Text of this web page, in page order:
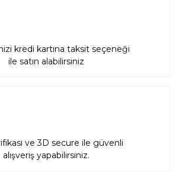
kredi kartına taksit seçeneği
ile satın alabilirsiniz
ve 3D secure ile güvenli
alışveriş yapabilirsiniz.